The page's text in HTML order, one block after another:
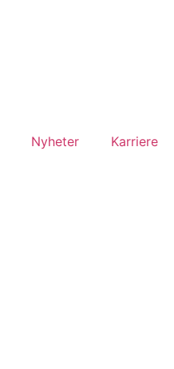
Nyheter Karriere